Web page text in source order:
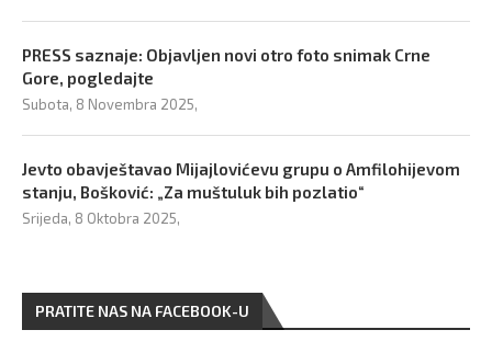
PRESS saznaje: Objavljen novi otro foto snimak Crne
Gore, pogledajte
Subota, 8 Novembra 2025,
Jevto obavještavao Mijajlovićevu grupu o Amfilohijevom
stanju, Bošković: „Za muštuluk bih pozlatio“
Srijeda, 8 Oktobra 2025,
PRATITE NAS NA FACEBOOK-U